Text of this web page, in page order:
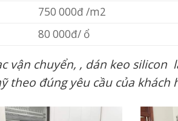
750 000đ /m2
80 000đ/ ổ
vận chuyển, , dán keo silicon
theo đúng yêu cầu của khách